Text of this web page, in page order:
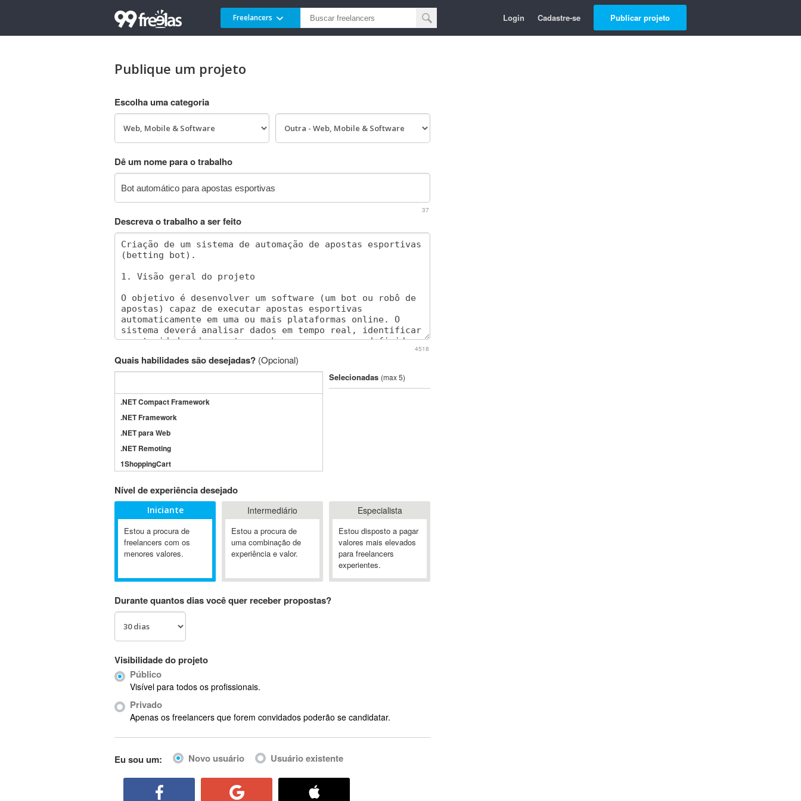
Freelancers Login Cadastre-se Publicar projeto
Publique um projeto
Escolha uma categoria
Dê um nome para o trabalho
37
Descreva o trabalho a ser feito
4518
Quais habilidades são desejadas? (Opcional)
.NET Compact Framework
.NET Framework
.NET para Web
.NET Remoting
1ShoppingCart
3GSM
4D Dimension
802.11
A&P
A-GPS
Ab Initio
ABIS
AbleCommerce
Ableton Live
Abstract Window Toolkit (AWT)
Selecionadas (max 5)
Nível de experiência desejado
Iniciante
Estou a procura de
freelancers com os
menores valores.
Intermediário
Estou a procura de
uma combinação de
experiência e valor.
Especialista
Estou disposto a pagar
valores mais elevados
para freelancers
experientes.
Durante quantos dias você quer receber propostas?
Visibilidade do projeto
Público
Visível para todos os profissionais.
Privado
Apenas os freelancers que forem convidados poderão se candidatar.
Eu sou um: Novo usuário Usuário existente